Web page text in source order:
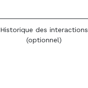
Historique des interactions
(optionnel)